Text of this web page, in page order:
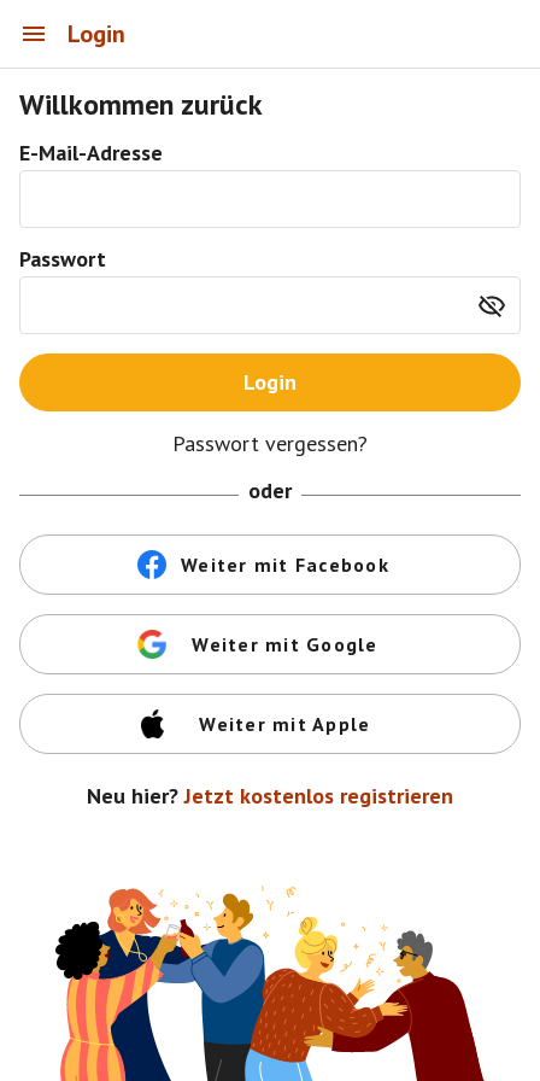
Login
Willkommen zurück
E-Mail-Adresse
Passwort
Login
Passwort vergessen?
oder
Weiter mit Facebook
Weiter mit Google
Weiter mit Apple
Neu hier? Jetzt kostenlos registrieren